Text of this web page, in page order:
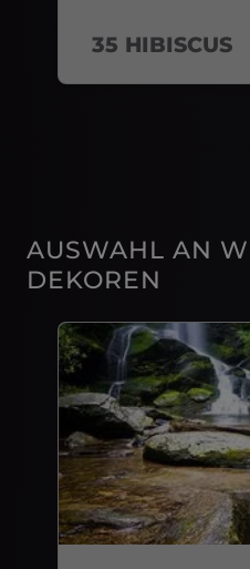
35 HIBISCUS
AUSWAHL AN
DEKOREN